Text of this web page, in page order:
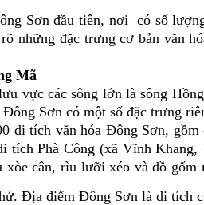
Sơn đầu tiên, nơi có số
những đặc trưng cơ bản văn
Mã
vực các sông lớn là sông
Sơn có một số đặc trưng
di tích văn hóa Đông Sơn, gồm
Phà Công (xã Vĩnh
cân, rìu lưỡi xéo và đồ gốm
Địa điểm Đông Sơn là di tích